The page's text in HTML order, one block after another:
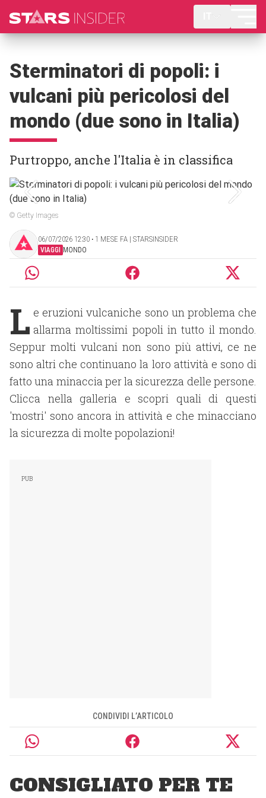
Sterminatori di popoli: i
vulcani più pericolosi del
mondo (due sono in Italia)
Purtroppo, anche l'Italia è in classifica
© Getty Images
06/07/2026 12:30 ‧ 1 MESE FA | STARSINSIDER
VIAGGI MONDO
L e eruzioni vulcaniche sono un problema che
allarma moltissimi popoli in tutto il mondo.
Seppur molti vulcani non sono più attivi, ce ne
sono altri che continuano la loro attività e sono di
fatto una minaccia per la sicurezza delle persone.
Clicca nella galleria e scopri quali di questi
'mostri' sono ancora in attività e che minacciano
la sicurezza di molte popolazioni!
CONDIVIDI L’ARTICOLO
CONSIGLIATO PER TE